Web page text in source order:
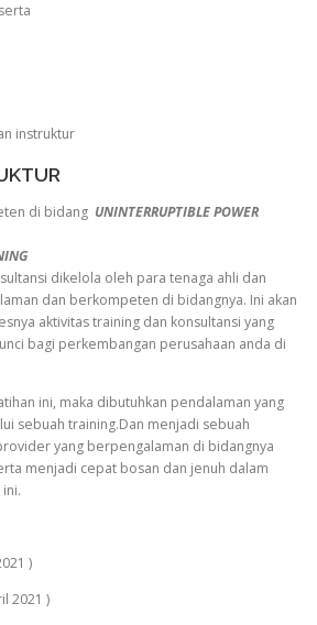
instruktur
di bidang UNINTERRUPTIBLE POWER
dikelola oleh para tenaga ahli dan
dan berkompeten di bidangnya. Ini akan
aktivitas training dan konsultansi yang
bagi perkembangan perusahaan anda di
ini, maka dibutuhkan pendalaman yang
sebuah training.Dan menjadi sebuah
yang berpengalaman di bidangnya
menjadi cepat bosan dan jenuh dalam
)
2021 )